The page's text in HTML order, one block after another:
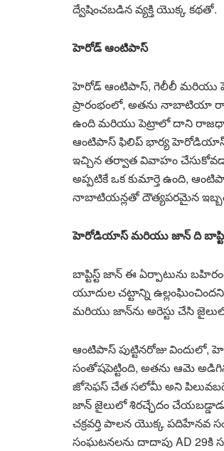
ద్వేషించబడిన వ్యక్తి యొక్క కథతో.
హెరోడ్ ఆంటిపాస్
హెరోడ్ ఆంటిపాస్, గెలీలీ మరియు
ప్రారంభంలో, అతను నాబాటియా
ఉంది మరియు పెట్రాలో దాని
ఆంటిపాస్ ఫిలిప్ భార్య
ఇచ్చిన తర్వాత వివాహం
అప్పటికే ఒక కుమార్తె ఉంది,
నాబాటియన్లతో దౌత్యపరమైన
హెరోడియాస్ మరియు జాన్ ది
బాప్టిస్ట్ జాన్ ఈ ఏర్పాటును
యూదుల చట్టాన్ని
మరియు జాన్‌ను అరెస్టు చేసి
ఆంటిపాస్ పుట్టినరోజు
సంతోషపెట్టింది, అతను ఆమె
జోసెఫస్ చేత సలోమీ అని
జాన్ జైలులో శిరచ్ఛేదం
చక్రవర్తి పాలన యొక్క పదిహేనవ
సంఘటనలను దాదాపు AD 29కి